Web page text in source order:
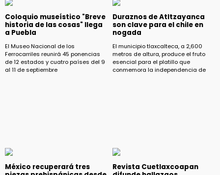
Coloquio museístico "Breve
historia de las cosas" llega
a Puebla
El Museo Nacional de los
Ferrocarriles reunirá 45 ponencias
de 12 estados y cuatro países del 9
al 11 de septiembre
Duraznos de Atltzayanca
son clave para el chile en
nogada
El municipio tlaxcalteca, a 2,600
metros de altura, produce el fruto
esencial para el platillo que
conmemora la independencia de
México recuperará tres
Revista Cuetlaxcoapan